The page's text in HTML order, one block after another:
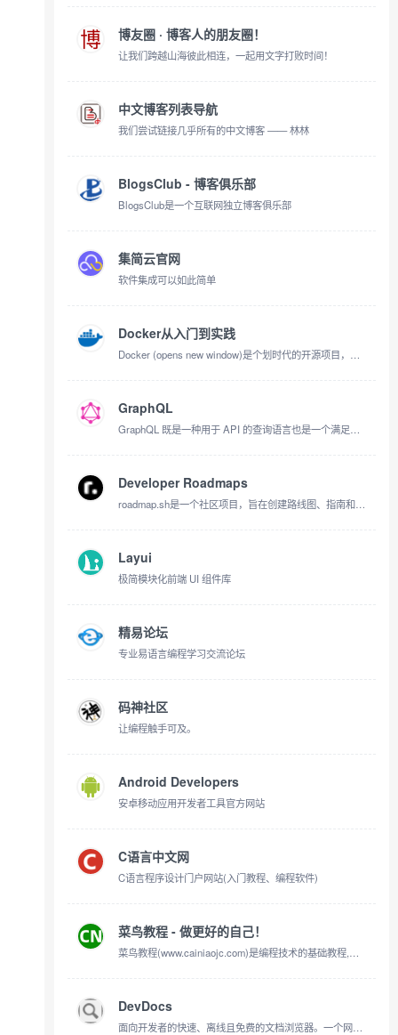
博友圈 · 博客人的朋友圈！
让我们跨越山海彼此相连，一起用文字打败时间！
中文博客列表导航
我们尝试链接几乎所有的中文博客 —— 林林
BlogsClub - 博客俱乐部
BlogsClub是一个互联网独立博客俱乐部
集简云官网
软件集成可以如此简单
Docker从入门到实践
Docker (opens new window)是个划时代的开源项目，它彻底释放了计算虚拟化的威力，极大提高了应用的维护效率，降低了云计算应用开发的成本！使用 Docker，可以让应用的部署、测试和分发都变得前所未有的高效和轻松！
GraphQL
GraphQL 既是一种用于 API 的查询语言也是一个满足你数据查询的运行时。 GraphQL 对你的 API 中的数据提供了一套易于理解的完整描述，使得客户端能够准确地获得它需要的数据，而且没有任何冗余，也让 API 更容易地随着时间推移而演进，还能用于构建强大的开发者工具。
Developer Roadmaps
roadmap.sh是一个社区项目，旨在创建路线图、指南和其他教育内容，以帮助引导开发者选择学习路径并指导他们的学习。
Layui
极简模块化前端 UI 组件库
精易论坛
专业易语言编程学习交流论坛
码神社区
让编程触手可及。
Android Developers
安卓移动应用开发者工具官方网站
C语言中文网
C语言程序设计门户网站(入门教程、编程软件)
菜鸟教程 - 做更好的自己！
菜鸟教程(www.cainiaojc.com)是编程技术的基础教程,是初学者入门,技术人员不可多得的参考教程和手册,包含大量关于如何使用HTML、CSS、JavaScript、SQL、Python、PHP、Bootstrap、Java、XML等的在线实例。
DevDocs
面向开发者的快速、离线且免费的文档浏览器。一个网页应用，可搜索100多种文档，包括HTML、CSS、JavaScript、PHP、Ruby、Python、Go、C、C++等。